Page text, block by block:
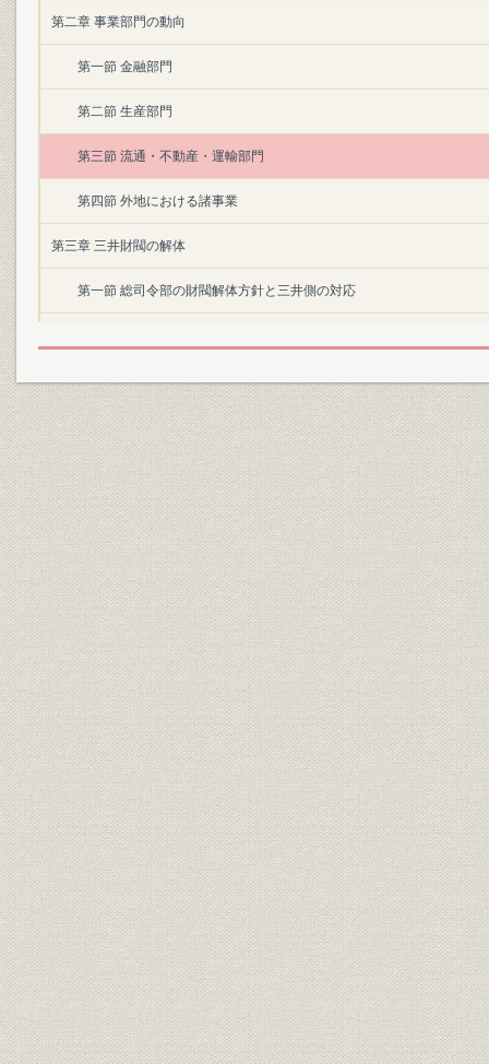
第二章 事業部門の動向
第一節 金融部門
第二節 生産部門
第三節 流通・不動産・運輸部門
第四節 外地における諸事業
第三章 三井財閥の解体
第一節 総司令部の財閥解体方針と三井側の対応
第三節 三井物産の解体
第四節 財閥商号・商標の使用禁止問題
あとがき
三井家略系図
三井事業略年表
英文資料
索引
執筆 鈴木邦夫
詳細表目次
第一章
第二章
第三章
詳細図目次
詳細写真目次